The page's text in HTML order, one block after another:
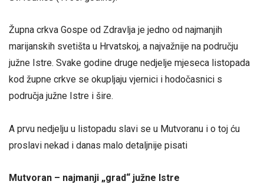
Župna crkva Gospe od Zdravlja je jedno od najmanjih
marijanskih svetišta u Hrvatskoj, a najvažnije na području
južne Istre. Svake godine druge nedjelje mjeseca listopada
kod župne crkve se okupljaju vjernici i hodočasnici s
područja južne Istre i šire.
A prvu nedjelju u listopadu slavi se u Mutvoranu i o toj ću
proslavi nekad i danas malo detaljnije pisati
Mutvoran – najmanji „grad“ južne Istre